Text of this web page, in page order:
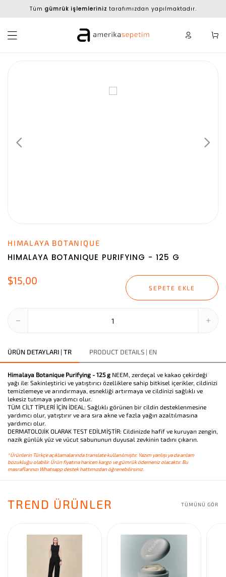
Tüm gümrük işlemleriniz tarafımızdan yapılmaktadır.
HIMALAYA BOTANIQUE
HIMALAYA BOTANIQUE PURIFYING - 125 G
$15,00
SEPETE EKLE
ÜRÜN DETAYLARI | TR PRODUCT DETAILS | EN
Himalaya Botanique Purifying - 125 g NEEM, zerdeçal ve kakao çekirdeği
yağı ile: Sakinleştirici ve yatıştırıcı özelliklere sahip bitkisel içerikler, cildinizi
temizlemeye ve arındırmaya, esnekliği artırmaya ve cildinizi sağlıklı ve
lekesiz tutmaya yardımcı olur.
TÜM CİLT TİPLERİ İÇİN İDEAL: Sağlıklı görünen bir cildin desteklenmesine
yardımcı olur, yatıştırır ve ara sıra akne ve fazla yağın azaltılmasına
yardımcı olur.
DERMATOLOJİK OLARAK TEST EDİLMİŞTİR: Cildinizde hafif ve kuruyan zengin,
nazik günlük yüz ve vücut sabununun duyusal zevkinin tadını çıkarın.
*Ürünlerin Türkçe açıklamalarında translate kullanılmıştır. Yazım yanlışı ya da anlam
bozukluğu olabilir. Ürün fiyatına haricen kargo ve gümrük ödemeniz olacaktır. Bu
masraflarınızı Whatsapp destek hattımızdan öğrenebilirsiniz.
TREND ÜRÜNLER TÜMÜNÜ GÖR